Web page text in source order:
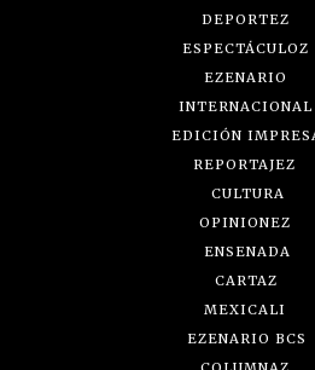
DEPORTEZ
ESPECTÁCULOZ
EZENARIO
INTERNACIONAL
EDICIÓN
REPORTAJEZ
CULTURA
OPINIONEZ
ENSENADA
CARTAZ
MEXICALI
EZENARIO BCS